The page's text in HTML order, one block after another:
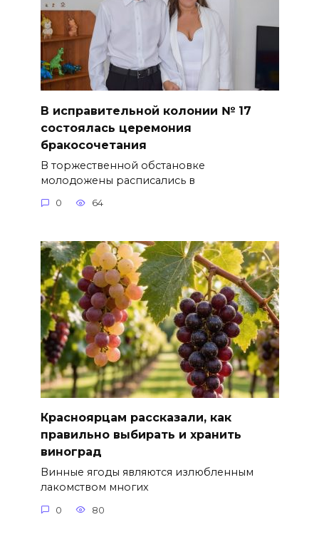
В исправительной колонии № 17
состоялась церемония
бракосочетания
В торжественной обстановке
молодожены расписались в
0 64
Красноярцам рассказали, как
правильно выбирать и хранить
виноград
Винные ягоды являются излюбленным
лакомством многих
0 80